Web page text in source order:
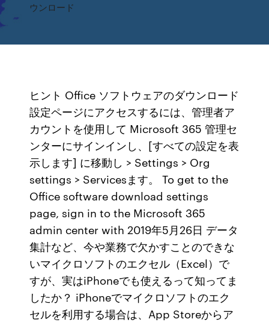
ウンロード
ヒント Office ソフトウェアのダウンロード
設定ページにアクセスするには、管理者ア
カウントを使用して Microsoft 365 管理セ
ンターにサインインし、[すべての設定を表
示します] に移動し > Settings > Org
settings > Servicesます。 To get to the
Office software download settings
page, sign in to the Microsoft 365
admin center with 2019年5月26日 データ
集計など、今や業務で欠かすことのできな
いマイクロソフトのエクセル（Excel）で
すが、実はiPhoneでも使えるって知ってま
したか？ iPhoneでマイクロソフトのエク
セルを利用する場合は、App Storeからア